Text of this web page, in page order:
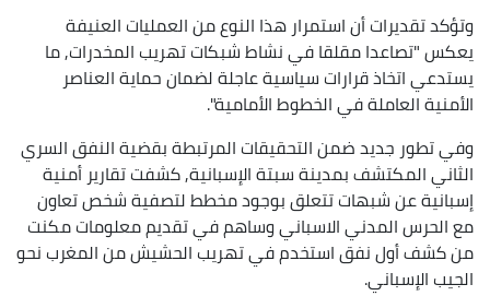
وتؤكد تقديرات أن استمرار هذا النوع من العمليات العنيفة
يعكس "تصاعدا مقلقا في نشاط شبكات تهريب المخدرات, ما
يستدعي اتخاذ قرارات سياسية عاجلة لضمان حماية العناصر
الأمنية العاملة في الخطوط الأمامية".
وفي تطور جديد ضمن التحقيقات المرتبطة بقضية النفق السري
الثاني المكتشف بمدينة سبتة الإسبانية, كشفت تقارير أمنية
إسبانية عن شبهات تتعلق بوجود مخطط لتصفية شخص تعاون
مع الحرس المدني الاسباني وساهم في تقديم معلومات مكنت
من كشف أول نفق استخدم في تهريب الحشيش من المغرب نحو
الجيب الإسباني.